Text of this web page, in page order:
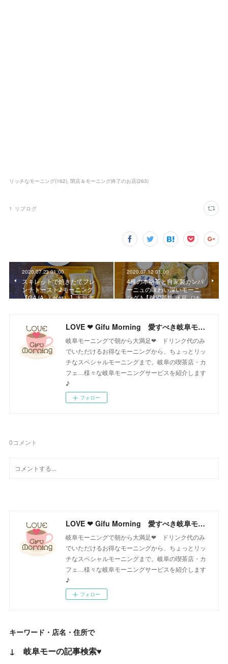
リッチなモーニング(162) 閉店＆モーニング終了のお店(263)
1 リブログ
2020.07.23 01:00
スキレットで焼きたてフレ
ンチトースト♪モーニング
【GAJA （ガヤ）】大垣市…
2020.07.12 01:00
4種の本格茶と自家製カンパ
ーニュの味わい深いモーニ
ング♪【鵜沼茶坊 葉豆（は…
LOVE ❤ Gifu Morning 愛すべき岐阜モーニング♪
岐阜モーニングで朝から大満足❤ ドリンク代のみ
でいただけるお得なモーニングから、ちょっとリッ
チなスペシャルモーニングまで。岐阜の喫茶店・カ
フェ…様々な岐阜モーニングサービスを紹介します
♪
フォロー
0コメント
LOVE ❤ Gifu Morning 愛すべき岐阜モーニング♪
岐阜モーニングで朝から大満足❤ ドリンク代のみ
でいただけるお得なモーニングから、ちょっとリッ
チなスペシャルモーニングまで。岐阜の喫茶店・カ
フェ…様々な岐阜モーニングサービスを紹介します
♪
フォロー
キーワード・店名・住所で
↓ 岐阜モーの記事検索♥